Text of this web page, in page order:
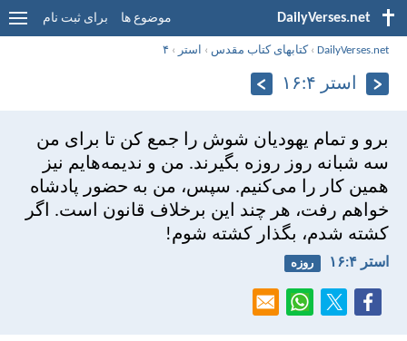
DailyVerses.net موضوع ها برای ثبت نام
DailyVerses.net
›کتابهای کتاب مقدس › استر › ۴
استر ۴:‏۱۶
برو و تمام يهوديان شوش را جمع كن تا برای من
سه شبانه روز روزه بگيرند. من و نديمه‌هايم نيز
همين كار را می‌كنيم. سپس، من به حضور پادشاه
خواهم رفت، هر چند اين برخلاف قانون است. اگر
كشته شدم، بگذار كشته شوم!
استر ۴:‏۱۶ روزه